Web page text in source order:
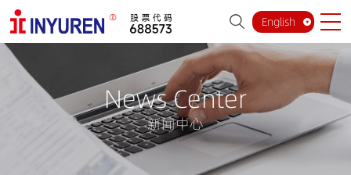
English
News Center
新闻中心